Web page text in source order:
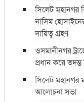
সিলেট মহানগর
নাসিম
দায়িত্ব গ্রহণ
ওসমানীনগর
প্রধান করে
সিলেট মহানগর
আলোচনা সভা